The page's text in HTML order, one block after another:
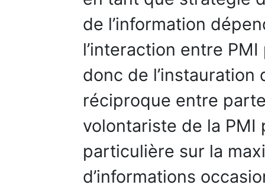
de l’information
l’interaction entre
donc de l’instauration
réciproque entre
volontariste de la
particulière sur la
d’informations